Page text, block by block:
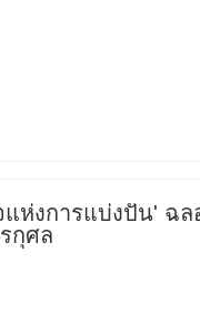
แห่งการแบ่งปัน' ฉล
กุศล